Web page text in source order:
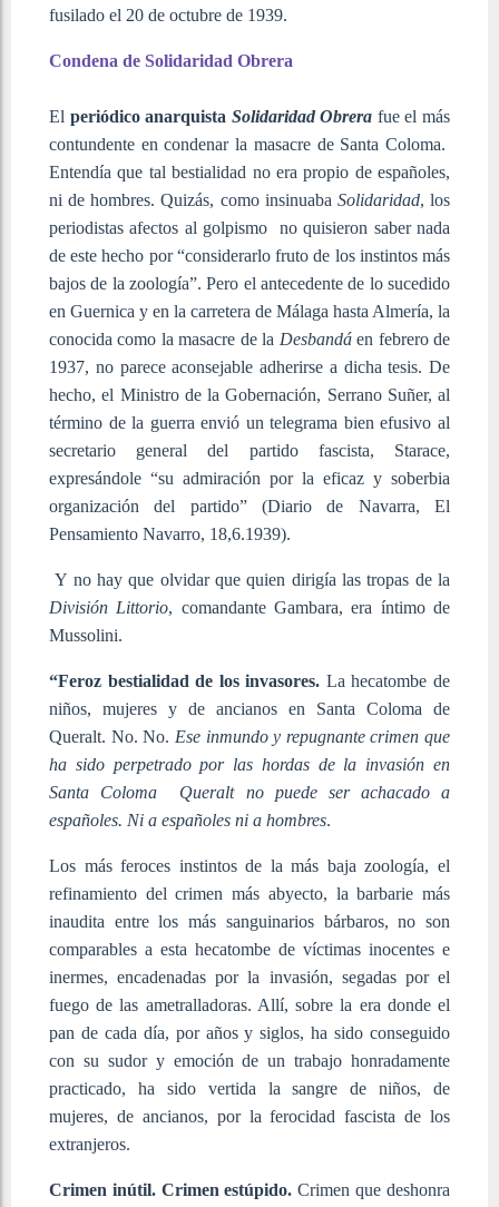
fusilado el 20 de octubre de 1939.
Condena de Solidaridad Obrera
El periódico anarquista Solidaridad Obrera fue el más
contundente en condenar la masacre de Santa Coloma.
Entendía que tal bestialidad no era propio de españoles,
ni de hombres. Quizás, como insinuaba Solidaridad, los
periodistas afectos al golpismo no quisieron saber nada
de este hecho por “considerarlo fruto de los instintos más
bajos de la zoología”. Pero el antecedente de lo sucedido
en Guernica y en la carretera de Málaga hasta Almería, la
conocida como la masacre de la Desbandáen febrero de
1937, no parece aconsejable adherirse a dicha tesis. De
hecho, el Ministro de la Gobernación, Serrano Suñer, al
término de la guerra envió un telegrama bien efusivo al
secretario general del partido fascista, Starace,
expresándole “su admiración por la eficaz y soberbia
organización del partido” (Diario de Navarra, El
Pensamiento Navarro, 18,6.1939).
Y no hay que olvidar que quien dirigía las tropas de la
División Littorio, comandante Gambara, era íntimo de
Mussolini.
“Feroz bestialidad de los invasores. La hecatombe de
niños, mujeres y de ancianos en Santa Coloma de
Queralt. No. No. Ese inmundo y repugnante crimen que
ha sido perpetrado por las hordas de la invasión en
Santa Coloma Queralt no puede ser achacado a
españoles. Ni a españoles ni a hombres.
Los más feroces instintos de la más baja zoología, el
refinamiento del crimen más abyecto, la barbarie más
inaudita entre los más sanguinarios bárbaros, no son
comparables a esta hecatombe de víctimas inocentes e
inermes, encadenadas por la invasión, segadas por el
fuego de las ametralladoras. Allí, sobre la era donde el
pan de cada día, por años y siglos, ha sido conseguido
con su sudor y emoción de un trabajo honradamente
practicado, ha sido vertida la sangre de niños, de
mujeres, de ancianos, por la ferocidad fascista de los
extranjeros.
Crimen inútil. Crimen estúpido. Crimen que deshonra